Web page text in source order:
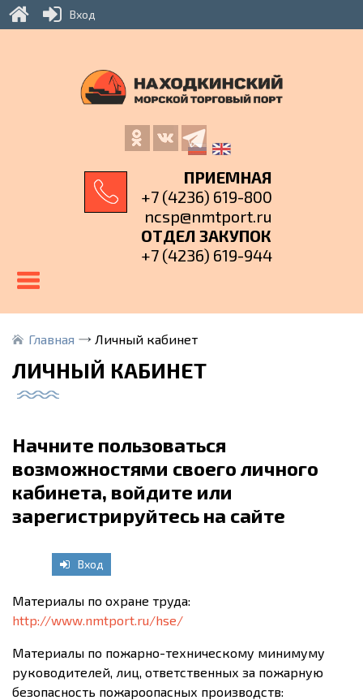
ПРИЕМНАЯ
+7 (4236) 619-800
ncsp@nmtport.ru
ОТДЕЛ ЗАКУПОК
+7 (4236) 619-944
Главная Личный кабинет
ЛИЧНЫЙ КАБИНЕТ
Начните пользоваться
возможностями своего личного
кабинета, войдите или
зарегистрируйтесь на сайте
Вход
Материалы по охране труда:
http://www.nmtport.ru/hse/
Материалы по пожарно-техническому минимуму
руководителей, лиц, ответственных за пожарную
безопасность пожароопасных производств:
Вход